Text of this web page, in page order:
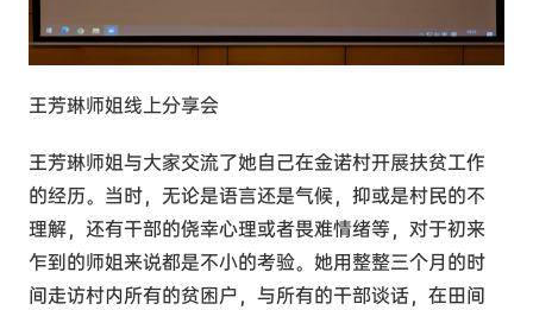
王芳琳师姐线上分享会
王芳琳师姐与大家交流了她自己在金诺村开展扶贫工作
的经历。当时，无论是语言还是气候，抑或是村民的不
理解，还有干部的侥幸心理或者畏难情绪等，对于初来
乍到的师姐来说都是不小的考验。她用整整三个月的时
间走访村内所有的贫困户，与所有的干部谈话，在田间